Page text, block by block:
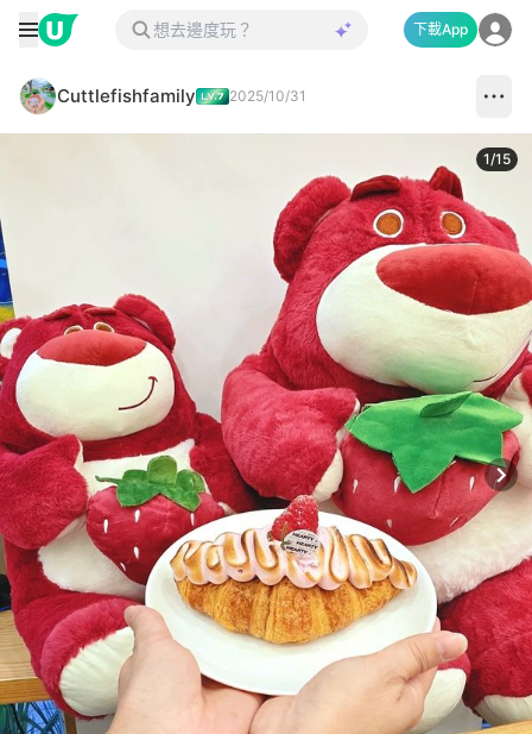
下載App
Cuttlefishfamily 2025/10/31
1/15